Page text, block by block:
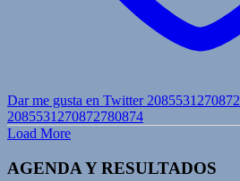
Dar me gusta en Twitter
2085531270872780874
Load More
AGENDA Y RESULTADOS